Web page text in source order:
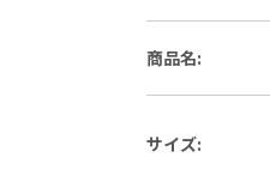
商品名:
サイズ: